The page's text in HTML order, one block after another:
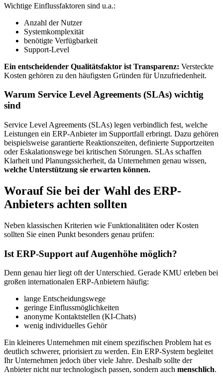
Wichtige Einflussfaktoren sind u.a.:
Anzahl der Nutzer
Systemkomplexität
benötigte Verfügbarkeit
Support-Level
Ein entscheidender Qualitätsfaktor ist Transparenz: Versteckte
Kosten gehören zu den häufigsten Gründen für Unzufriedenheit.
Warum Service Level Agreements (SLAs) wichtig
sind
Service Level Agreements (SLAs) legen verbindlich fest, welche
Leistungen ein ERP-Anbieter im Supportfall erbringt. Dazu gehören
beispielsweise garantierte Reaktionszeiten, definierte Supportzeiten
oder Eskalationswege bei kritischen Störungen. SLAs schaffen
Klarheit und Planungssicherheit, da Unternehmen genau wissen,
welche Unterstützung sie erwarten können.
Worauf Sie bei der Wahl des ERP-
Anbieters achten sollten
Neben klassischen Kriterien wie Funktionalitäten oder Kosten
sollten Sie einen Punkt besonders genau prüfen:
Ist ERP-Support auf Augenhöhe möglich?
Denn genau hier liegt oft der Unterschied. Gerade KMU erleben bei
großen internationalen ERP-Anbietern häufig:
lange Entscheidungswege
geringe Einflussmöglichkeiten
anonyme Kontaktstellen (KI-Chats)
wenig individuelles Gehör
Ein kleineres Unternehmen mit einem spezifischen Problem hat es
deutlich schwerer, priorisiert zu werden. Ein ERP-System begleitet
Ihr Unternehmen jedoch über viele Jahre. Deshalb sollte der
Anbieter nicht nur technologisch passen, sondern auch menschlich.